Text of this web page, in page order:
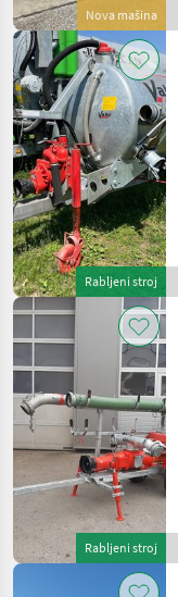
Nova mašina
Rabljeni stroj
Rabljeni stroj